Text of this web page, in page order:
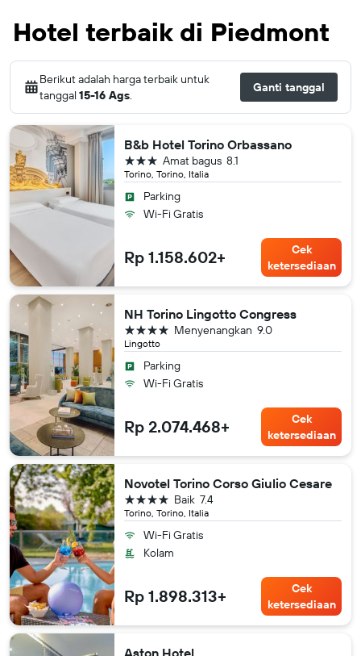
Hotel terbaik di Piedmont
Berikut adalah harga terbaik untuk
tanggal 15-16 Ags
Ganti tanggal
B&b Hotel Torino Orbassano
Torino, Torino, Italia
8.1
Amat bagus
bintang 3
Parking
Wi-Fi Gratis
Rp 1.158.602+
Cek
ketersediaan
NH Torino Lingotto Congress
Lingotto
9.0
Menyenangkan
bintang 4
Parking
Wi-Fi Gratis
Rp 2.074.468+
Cek
ketersediaan
Novotel Torino Corso Giulio Cesare
Torino, Torino, Italia
7.4
Baik
bintang 4
Wi-Fi Gratis
Kolam
Rp 1.898.313+
Cek
ketersediaan
Aston Hotel